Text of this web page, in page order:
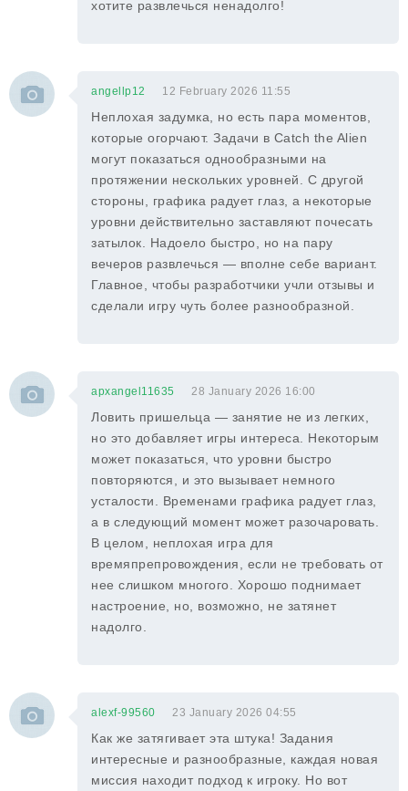
хотите развлечься ненадолго!
angellp12 12 February 2026 11:55
Неплохая задумка, но есть пара моментов,
которые огорчают. Задачи в Catch the Alien
могут показаться однообразными на
протяжении нескольких уровней. С другой
стороны, графика радует глаз, а некоторые
уровни действительно заставляют почесать
затылок. Надоело быстро, но на пару
вечеров развлечься — вполне себе вариант.
Главное, чтобы разработчики учли отзывы и
сделали игру чуть более разнообразной.
apxangel11635 28 January 2026 16:00
Ловить пришельца — занятие не из легких,
но это добавляет игры интереса. Некоторым
может показаться, что уровни быстро
повторяются, и это вызывает немного
усталости. Временами графика радует глаз,
а в следующий момент может разочаровать.
В целом, неплохая игра для
времяпрепровождения, если не требовать от
нее слишком многого. Хорошо поднимает
настроение, но, возможно, не затянет
надолго.
alexf-99560 23 January 2026 04:55
Как же затягивает эта штука! Задания
интересные и разнообразные, каждая новая
миссия находит подход к игроку. Но вот